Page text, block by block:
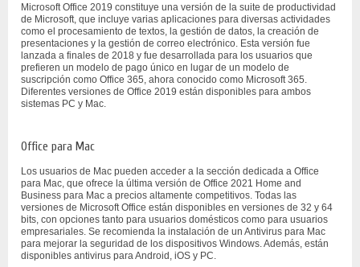
Microsoft Office 2019 constituye una versión de la suite de productividad
de Microsoft, que incluye varias aplicaciones para diversas actividades
como el procesamiento de textos, la gestión de datos, la creación de
presentaciones y la gestión de correo electrónico. Esta versión fue
lanzada a finales de 2018 y fue desarrollada para los usuarios que
prefieren un modelo de pago único en lugar de un modelo de
suscripción como Office 365, ahora conocido como Microsoft 365.
Diferentes versiones de Office 2019 están disponibles para ambos
sistemas PC y Mac.
Office para Mac
Los usuarios de Mac pueden acceder a la sección dedicada a Office
para Mac, que ofrece la última versión de Office 2021 Home and
Business para Mac a precios altamente competitivos. Todas las
versiones de Microsoft Office están disponibles en versiones de 32 y 64
bits, con opciones tanto para usuarios domésticos como para usuarios
empresariales. Se recomienda la instalación de un Antivirus para Mac
para mejorar la seguridad de los dispositivos Windows. Además, están
disponibles antivirus para Android, iOS y PC.